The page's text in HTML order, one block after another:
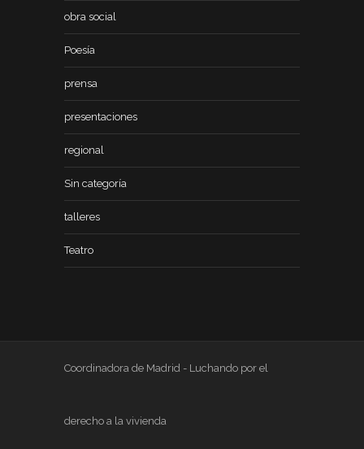
obra social
Poesía
prensa
presentaciones
regional
Sin categoría
talleres
Teatro
Coordinadora de Madrid - Luchando por el
derecho a la vivienda